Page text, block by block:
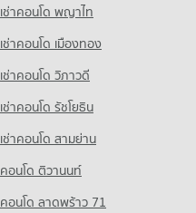
เช่าคอนโด พญาไท
เช่าคอนโด เมืองทอง
เช่าคอนโด วิภาวดี
เช่าคอนโด รัชโยธิน
เช่าคอนโด สามย่าน
คอนโด ติวานนท์
คอนโด ลาดพร้าว 71